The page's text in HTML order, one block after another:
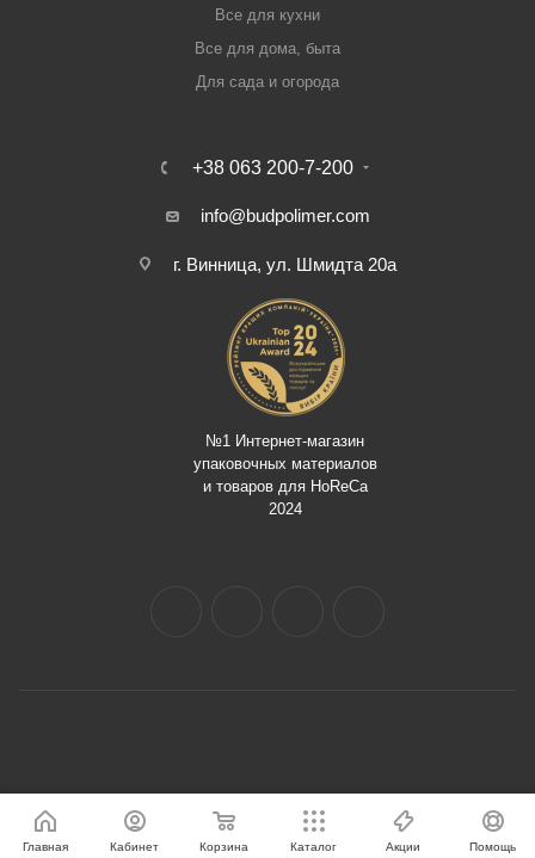
Все для кухни
Все для дома, быта
Для сада и огорода
+38 063 200-7-200
info@budpolimer.com
г. Винница, ул. Шмидта 20а
№1 Интернет-магазин
упаковочных материалов
и товаров для HoReCa
2024
Главная Кабинет Корзина Каталог Акции Помощь